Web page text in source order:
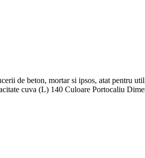
de beton, mortar si ipsos, atat pentru
cuva (L) 140 Culoare Portocaliu